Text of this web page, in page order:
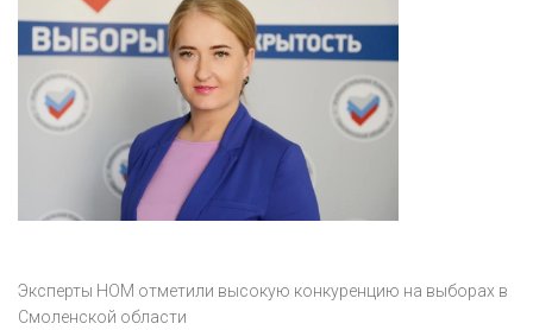
Эксперты НОМ отметили высокую конкуренцию на выборах в
Смоленской области